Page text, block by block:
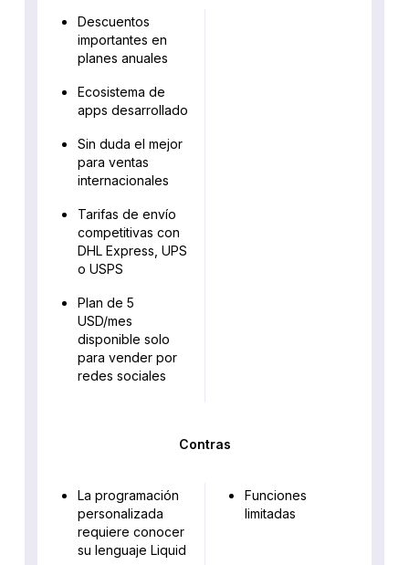
Descuentos
importantes en
planes anuales
Ecosistema de
apps desarrollado
Sin duda el mejor
para ventas
internacionales
Tarifas de envío
competitivas con
DHL Express, UPS
o USPS
Plan de 5
USD/mes
disponible solo
para vender por
redes sociales
Contras
La programación
personalizada
requiere conocer
su lenguaje Liquid
Funciones
limitadas